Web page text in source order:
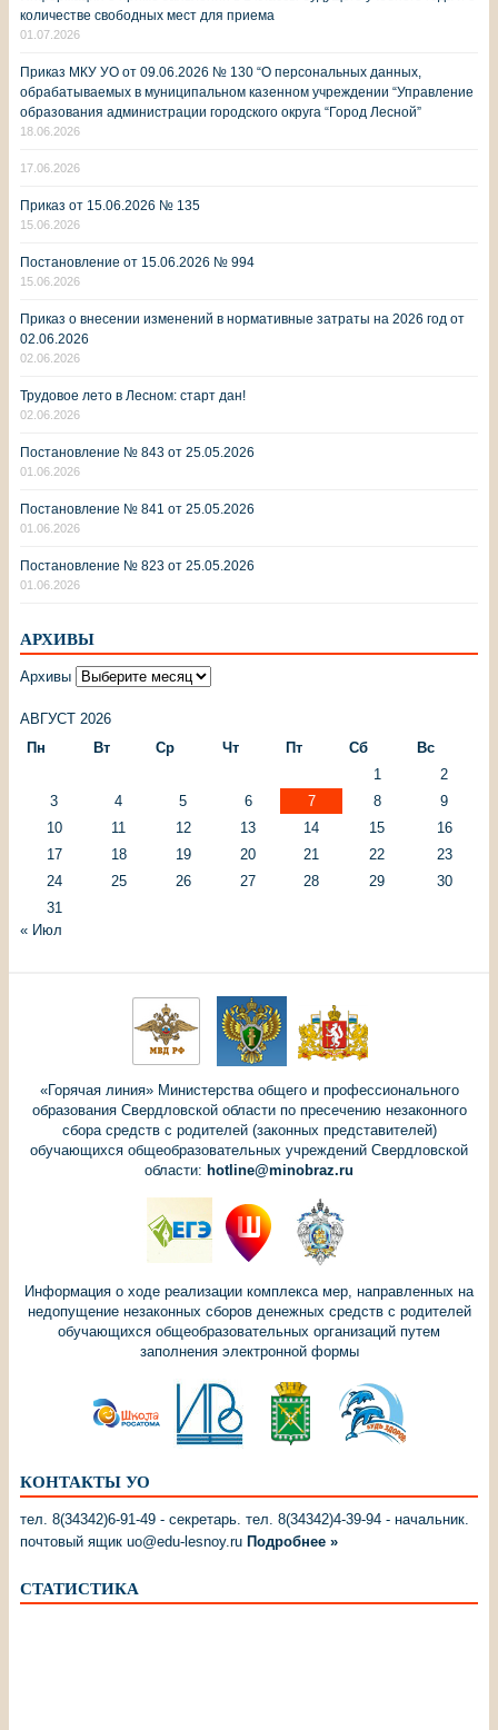
количестве свободных мест для приема
01.07.2026
Приказ МКУ УО от 09.06.2026 № 130 “О персональных данных,
обрабатываемых в муниципальном казенном учреждении “Управление
образования администрации городского округа “Город Лесной”
18.06.2026
17.06.2026
Приказ от 15.06.2026 № 135
15.06.2026
Постановление от 15.06.2026 № 994
15.06.2026
Приказ о внесении изменений в нормативные затраты на 2026 год от
02.06.2026
02.06.2026
Трудовое лето в Лесном: старт дан!
02.06.2026
Постановление № 843 от 25.05.2026
01.06.2026
Постановление № 841 от 25.05.2026
01.06.2026
Постановление № 823 от 25.05.2026
01.06.2026
АРХИВЫ
Архивы
АВГУСТ 2026
Пн
Вт Ср Чт Пт Сб
Вс
1
2
3
4 5 6 7 8
9
10
11 12 13 14 15
16
17
18 19 20 21 22
23
24
25 26 27 28 29
30
31
« Июл
«Горячая линия» Министерства общего и профессионального
образования Свердловской области по пресечению незаконного
сбора средств с родителей (законных представителей)
обучающихся общеобразовательных учреждений Свердловской
области: hotline@minobraz.ru
Информация о ходе реализации комплекса мер, направленных на
недопущение незаконных сборов денежных средств с родителей
обучающихся общеобразовательных организаций путем
заполнения электронной формы
КОНТАКТЫ УО
тел. 8(34342)6-91-49 - секретарь. тел. 8(34342)4-39-94 - начальник.
почтовый ящик uo@edu-lesnoy.ru Подробнее »
СТАТИСТИКА